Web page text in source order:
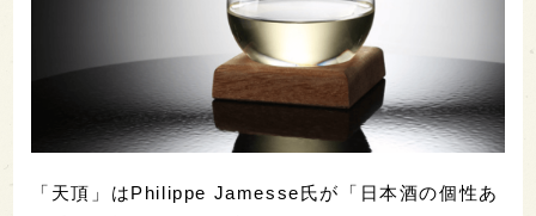
「天頂」はPhilippe Jamesse氏が「日本酒の個性あ